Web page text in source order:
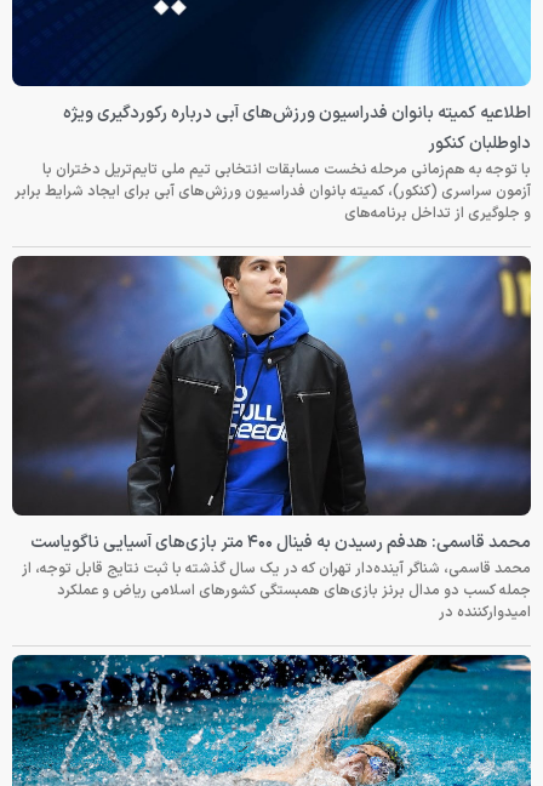
اطلاعیه کمیته بانوان فدراسیون ورزش‌های آبی درباره رکوردگیری ویژه
داوطلبان کنکور
با توجه به هم‌زمانی مرحله نخست مسابقات انتخابی تیم ملی تایم‌تریل دختران با
آزمون سراسری (کنکور)، کمیته بانوان فدراسیون ورزش‌های آبی برای ایجاد شرایط برابر
و جلوگیری از تداخل برنامه‌های
محمد قاسمی: هدفم رسیدن به فینال ۴۰۰ متر بازی‌های آسیایی ناگویاست
محمد قاسمی، شناگر آینده‌دار تهران که در یک سال گذشته با ثبت نتایج قابل توجه، از
جمله کسب دو مدال برنز بازی‌های همبستگی کشورهای اسلامی ریاض و عملکرد
امیدوارکننده در